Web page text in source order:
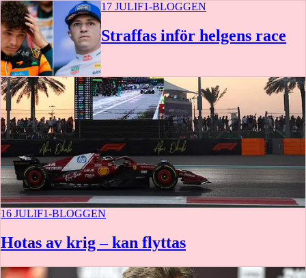
17 JULIF1-BLOGGEN
Straffas inför helgens race
16 JULIF1-BLOGGEN
Hotas av krig – kan flyttas